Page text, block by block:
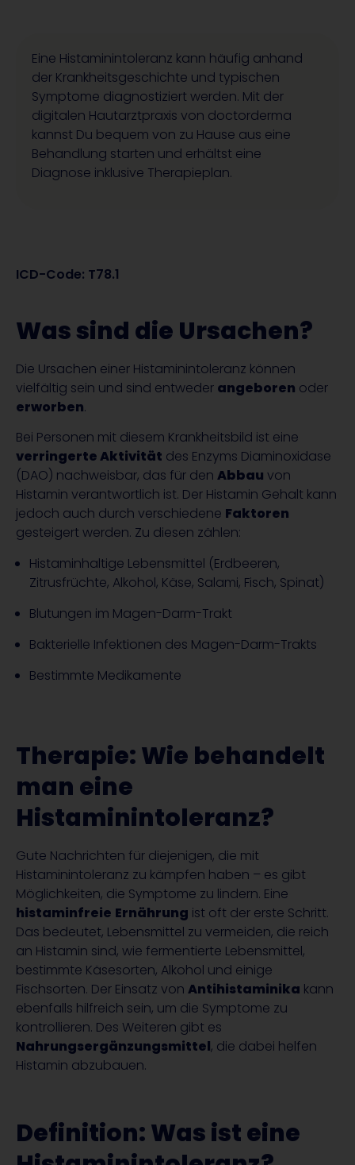
Eine Histaminintoleranz kann häufig anhand
der Krankheitsgeschichte und typischen
Symptome diagnostiziert werden. Mit der
digitalen Hautarztpraxis von doctorderma
kannst Du bequem von zu Hause aus eine
Behandlung starten und erhältst eine
Diagnose inklusive Therapieplan.
ICD-Code: T78.1
Was sind die Ursachen?
Die Ursachen einer Histaminintoleranz können
vielfältig sein und sind entweder angeboren oder
erworben.
Bei Personen mit diesem Krankheitsbild ist eine
verringerte Aktivität des Enzyms Diaminoxidase
(DAO) nachweisbar, das für den Abbau von
Histamin verantwortlich ist. Der Histamin Gehalt kann
jedoch auch durch verschiedene Faktoren
gesteigert werden. Zu diesen zählen:
Histaminhaltige Lebensmittel (Erdbeeren,
Zitrusfrüchte, Alkohol, Käse, Salami, Fisch, Spinat)
Blutungen im Magen-Darm-Trakt
Bakterielle Infektionen des Magen-Darm-Trakts
Bestimmte Medikamente
Therapie: Wie behandelt
man eine
Histaminintoleranz?
Gute Nachrichten für diejenigen, die mit
Histaminintoleranz zu kämpfen haben – es gibt
Möglichkeiten, die Symptome zu lindern. Eine
histaminfreie Ernährung ist oft der erste Schritt.
Das bedeutet, Lebensmittel zu vermeiden, die reich
an Histamin sind, wie fermentierte Lebensmittel,
bestimmte Käsesorten, Alkohol und einige
Fischsorten. Der Einsatz von Antihistaminika kann
ebenfalls hilfreich sein, um die Symptome zu
kontrollieren. Des Weiteren gibt es
Nahrungsergänzungsmittel, die dabei helfen
Histamin abzubauen.
Definition: Was ist eine